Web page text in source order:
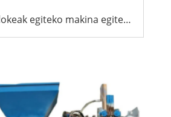
2026 Afrika blokeak egiteko makina egiteko azken gida: Aukerak, Kostuak & Esportatzaileentzako praktika onak